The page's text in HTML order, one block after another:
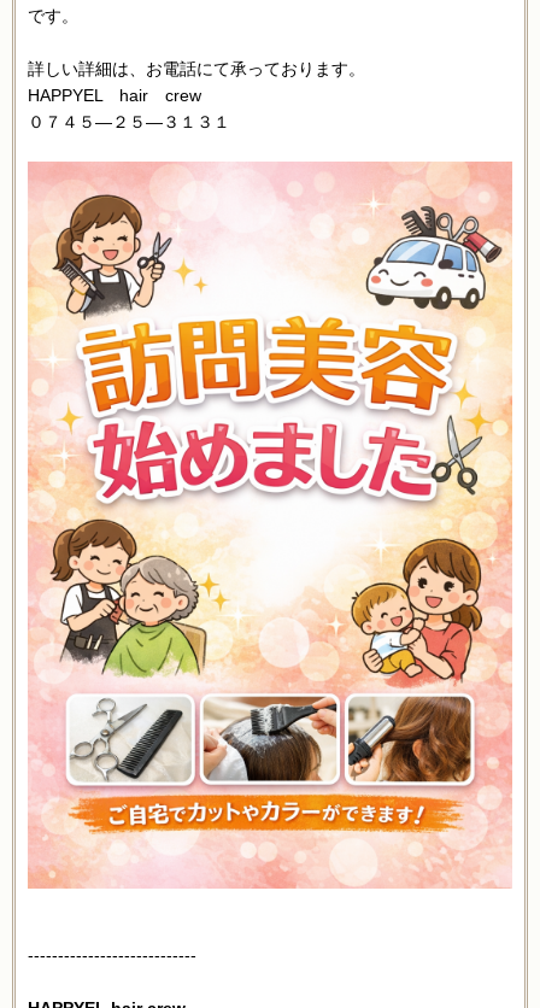
です。
詳しい詳細は、お電話にて承っております。
HAPPYEL hair crew
０７４５―２５―３１３１
----------------------------